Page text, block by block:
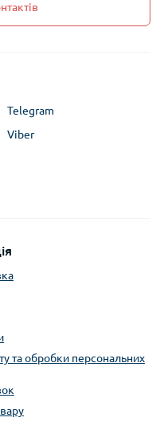
та обробки персональних
Telegram
Viber